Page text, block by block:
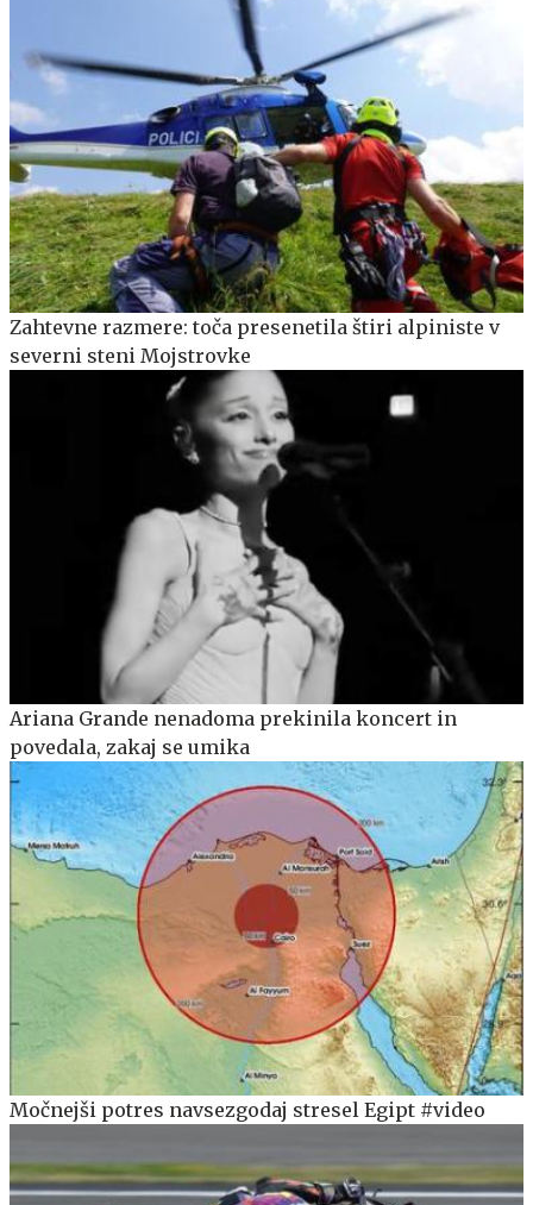
Zahtevne razmere: toča presenetila štiri alpiniste v
severni steni Mojstrovke
Ariana Grande nenadoma prekinila koncert in
povedala, zakaj se umika
Močnejši potres navsezgodaj stresel Egipt #video